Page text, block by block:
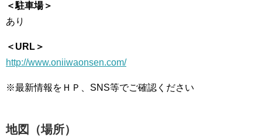
＜駐車場＞
あり
＜URL＞
http://www.oniiwaonsen.com/
※最新情報をＨＰ、SNS等でご確認ください
地図（場所）